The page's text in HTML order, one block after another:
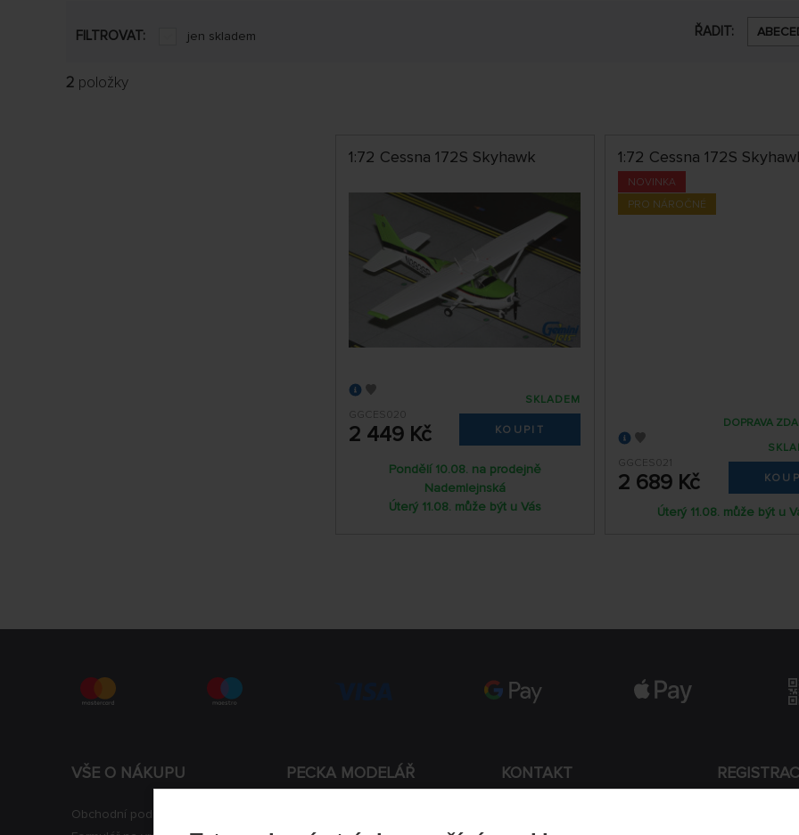
FILTROVAT: jen skladem ŘADIT:
2 položky
1:72 Cessna 172S Skyhawk
GGCES020
2 449 Kč
SKLADEM
KOUPIT
Pondělí 10.08. na prodejně
Nademlejnská
Úterý 11.08. může být u Vás
1:72 Cessna 172S
NOVINKA
PRO NÁROČNÉ
GGCES021
2 689 Kč
DOPRAVA
Úterý 11.08. může být u
VŠE O NÁKUPU
Obchodní podmínky
PECKA MODELÁŘ KONTAKT